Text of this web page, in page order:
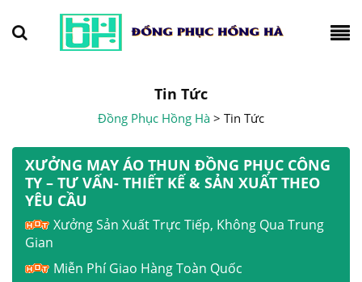
Tin Tức
Đồng Phục Hồng Hà > Tin Tức
XƯỞNG MAY ÁO THUN ĐỒNG PHỤC CÔNG
TY – TƯ VẤN- THIẾT KẾ & SẢN XUẤT THEO
YÊU CẦU
Xưởng Sản Xuất Trực Tiếp, Không Qua Trung
Gian
Miễn Phí Giao Hàng Toàn Quốc